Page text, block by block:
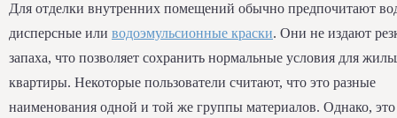
Для отделки внутренних помещений обычно предпочитают
дисперсные или водоэмульсионные краски. Они не издают
запаха, что позволяет сохранить нормальные условия для
квартиры. Некоторые пользователи считают, что это разные
наименования одной и той же группы материалов. Однако, это